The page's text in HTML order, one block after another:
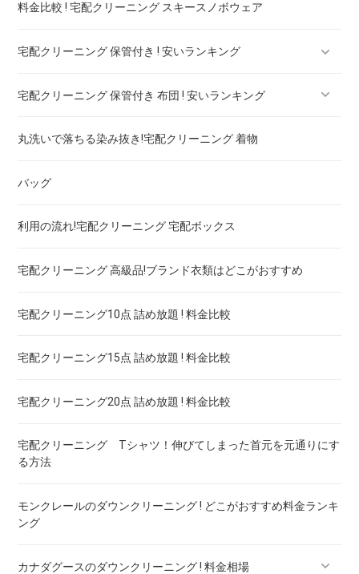
スラックス
ブランドジャケット！宅配クリーニング 高品質 料金 比較
ブランドブラウス！宅配クリーニング 高品質 料金 比較
ブランドネクタイ！宅配クリーニング 高品質 料金 比較
ドレス！宅配クリーニング 高品質 料金 比較
ウェディングドレス
ブランドワイシャツ！宅配クリーニング 高品質 料金 比較
ブランドダウン！宅配クリーニング 高品質 料金 比較
料金比較 ! 宅配クリーニング スキースノボウェア
宅配クリーニング 保管付き ! 安いランキング
宅配クリーニング 保管付き ブーツ ! 安いランキング
宅配クリーニング 保管付き コート ! 安いランキング
宅配クリーニング 保管付き ダウン ! 安いランキング
宅配クリーニング 保管付き スノボーウェア ! 安いランキング
宅配クリーニング 保管付き 布団 ! 安いランキング
宅配クリーニング 保管付き 羽毛布団 ! 安いランキング
宅配クリーニング 保管付き 毛布 ! 安いランキング
丸洗いで落ちる染み抜き!宅配クリーニング 着物
バッグ
利用の流れ!宅配クリーニング 宅配ボックス
宅配クリーニング 高級品!ブランド衣類はどこがおすすめ
宅配クリーニング10点 詰め放題 ! 料金比較
宅配クリーニング15点 詰め放題 ! 料金比較
宅配クリーニング20点 詰め放題 ! 料金比較
宅配クリーニング Tシャツ！伸びてしまった首元を元通りにす
る方法
モンクレールのダウンクリーニング ! どこがおすすめ料金ランキ
ング
カナダグースのダウンクリーニング ! 料金相場